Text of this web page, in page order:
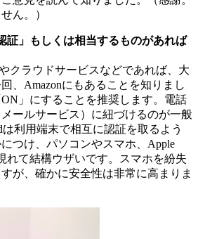
ん。）
証」もしくは相当するものがあれば
クラウドサービスなどであれば、大
、Amazonにもあることを知りまし
」にすることを推奨します。電話
ールサービス）に紐づけるのが一般
利用端末で相互に認証を取るよう
つけ、パソコンやスマホ、Apple
れて結構ウザいです。スマホを紛失
が、確かに安全性は非常に高まりま